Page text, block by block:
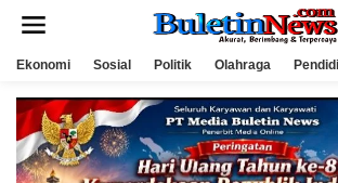
Ekonomi Sosial Politik Olahraga